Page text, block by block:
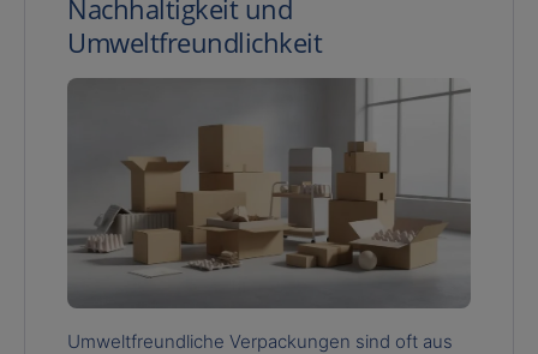
Nachhaltigkeit und
Umweltfreundlichkeit
Umweltfreundliche Verpackungen sind oft aus